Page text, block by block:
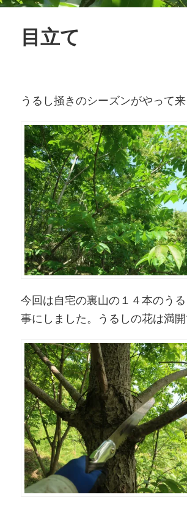
目立て
うるし掻きのシーズンがやって来
今回は自宅の裏山の１４本のうる
事にしました。うるしの花は満開